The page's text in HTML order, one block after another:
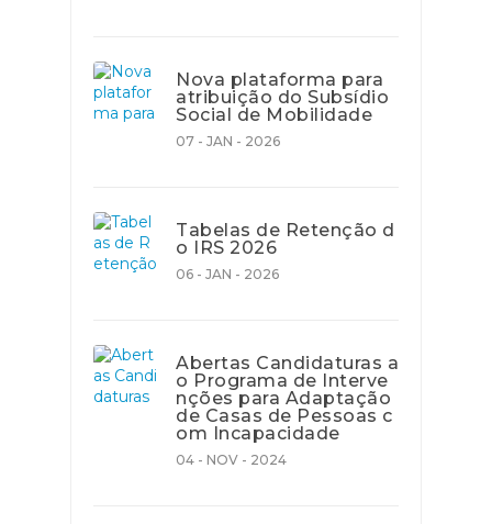
Nova plataforma para
atribuição do Subsídio
Social de Mobilidade
07 - JAN - 2026
Tabelas de Retenção d
o IRS 2026
06 - JAN - 2026
Abertas Candidaturas a
o Programa de Interve
nções para Adaptação
de Casas de Pessoas c
om Incapacidade
04 - NOV - 2024